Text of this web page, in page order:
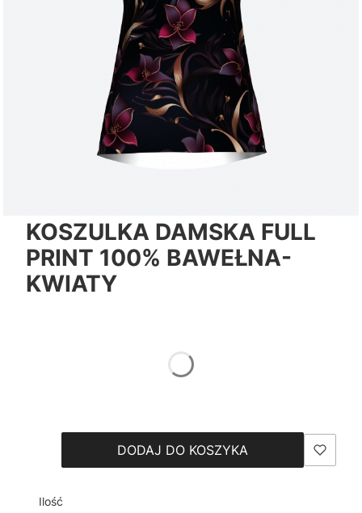
KOSZULKA DAMSKA FULL
PRINT 100% BAWEŁNA-
KWIATY
DODAJ DO KOSZYKA
Ilość